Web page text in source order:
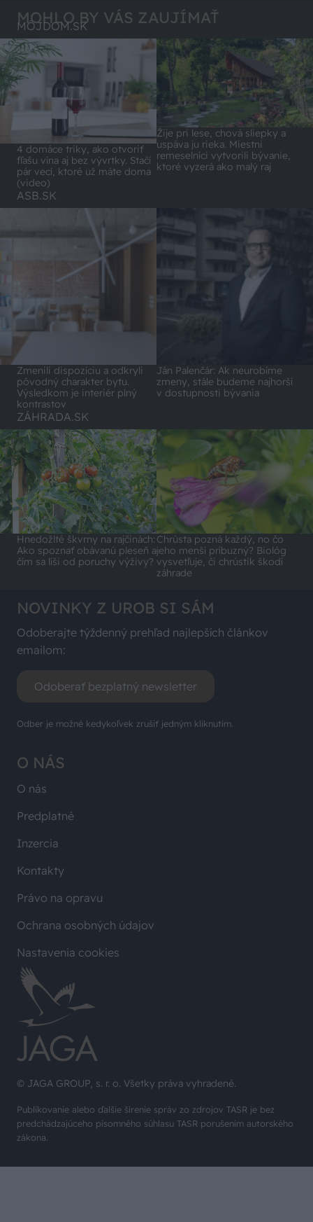
MOHLO BY VÁS ZAUJÍMAŤ
MÔJDOM.SK
4 domáce triky, ako otvoriť
fľašu vína aj bez vývrtky. Stačí
pár vecí, ktoré už máte doma
(video)
Žije pri lese, chová sliepky a
uspáva ju rieka. Miestni
remeselníci vytvorili bývanie,
ktoré vyzerá ako malý raj
ASB.SK
Zmenili dispozíciu a odkryli
pôvodný charakter bytu.
Výsledkom je interiér plný
kontrastov
Ján Palenčár: Ak neurobíme
zmeny, stále budeme najhorší
v dostupnosti bývania
ZÁHRADA.SK
Hnedožlté škvrny na rajčinách:
Ako spoznať obávanú pleseň a
čím sa líši od poruchy výživy?
Chrústa pozná každý, no čo
jeho menší príbuzný? Biológ
vysvetľuje, či chrústik škodí
záhrade
© JAGA GROUP, s. r. o. Všetky práva vyhradené.
Publikovanie alebo ďalšie šírenie správ zo zdrojov TASR je bez
predchádzajúceho písomného súhlasu TASR porušením autorského
zákona.
O NÁS
O nás
Predplatné
Inzercia
Kontakty
Právo na opravu
Ochrana osobných údajov
Nastavenia cookies
NOVINKY Z UROB SI SÁM
Odoberajte týždenný prehľad najlepších článkov
emailom:
Odoberať bezplatný newsletter
Odber je možné kedykoľvek zrušiť jedným kliknutím.